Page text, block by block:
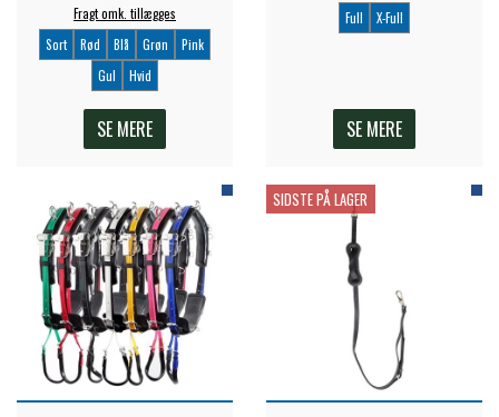
Fragt omk. tillægges
Sort
Rød Blå Grøn
Pink
Gul
Hvid
SE MERE
Full
X-Full
SE MERE
SIDSTE PÅ LAGER